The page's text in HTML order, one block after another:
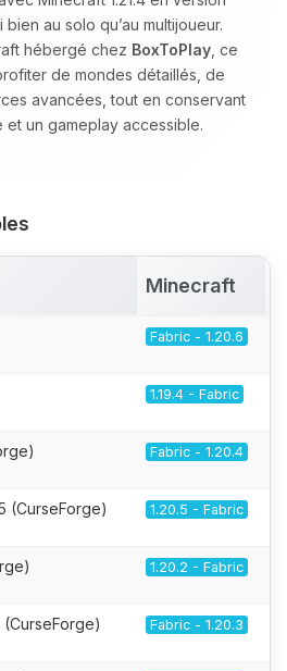
au solo qu’au multijoueur.
hébergé chez BoxToPlay , ce
de mondes détaillés, de
avancées, tout en conservant
un gameplay accessible.
Minecraft
Fabric - 1.20.6
1.19.4 - Fabric
Fabric - 1.20.4
(CurseForge) 1.20.5 - Fabric
1.20.2 - Fabric
(CurseForge) Fabric - 1.20.3